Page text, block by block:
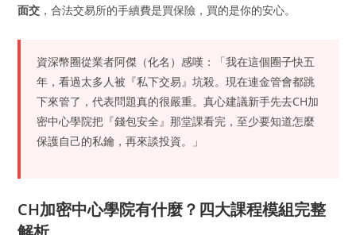
面交 ，合法交易所的手續費是買保險，買的是你的安心。
資深幣圈從業者阿傑（化名）感嘆：「我在這個圈子快五
年，看過太多人被『私下交易』坑殺。現在連金管會都跳
下來管了，代表問題真的很嚴重。真心建議新手先去CH加
密中心學院把『錢包安全』那堂課看完，至少要知道怎麼
保護自己的私鑰，再來談投資。」
CH加密中心學院有什麼？四大課程模組完整